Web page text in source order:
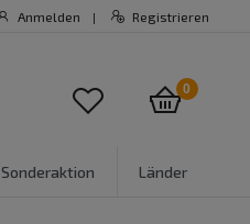
Anmelden | Registrieren
0
Sonderaktion Länder